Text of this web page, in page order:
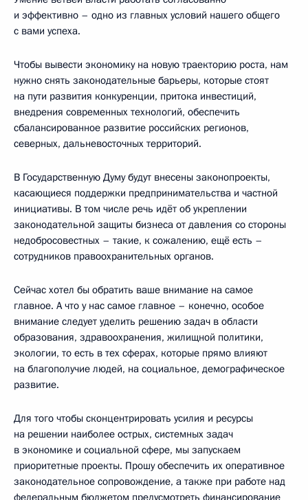
и эффективно – одно из главных условий нашего общего
с вами успеха.
Чтобы вывести экономику на новую траекторию роста, нам
нужно снять законодательные барьеры, которые стоят
на пути развития конкуренции, притока инвестиций,
внедрения современных технологий, обеспечить
сбалансированное развитие российских регионов,
северных, дальневосточных территорий.
В Государственную Думу будут внесены законопроекты,
касающиеся поддержки предпринимательства и частной
инициативы. В том числе речь идёт об укреплении
законодательной защиты бизнеса от давления со стороны
недобросовестных – такие, к сожалению, ещё есть –
сотрудников правоохранительных органов.
Сейчас хотел бы обратить ваше внимание на самое
главное. А что у нас самое главное – конечно, особое
внимание следует уделить решению задач в области
образования, здравоохранения, жилищной политики,
экологии, то есть в тех сферах, которые прямо влияют
на благополучие людей, на социальное, демографическое
развитие.
Для того чтобы сконцентрировать усилия и ресурсы
на решении наиболее острых, системных задач
в экономике и социальной сфере, мы запускаем
приоритетные проекты. Прошу обеспечить их оперативное
законодательное сопровождение, а также при работе над
федеральным бюджетом предусмотреть финансирование